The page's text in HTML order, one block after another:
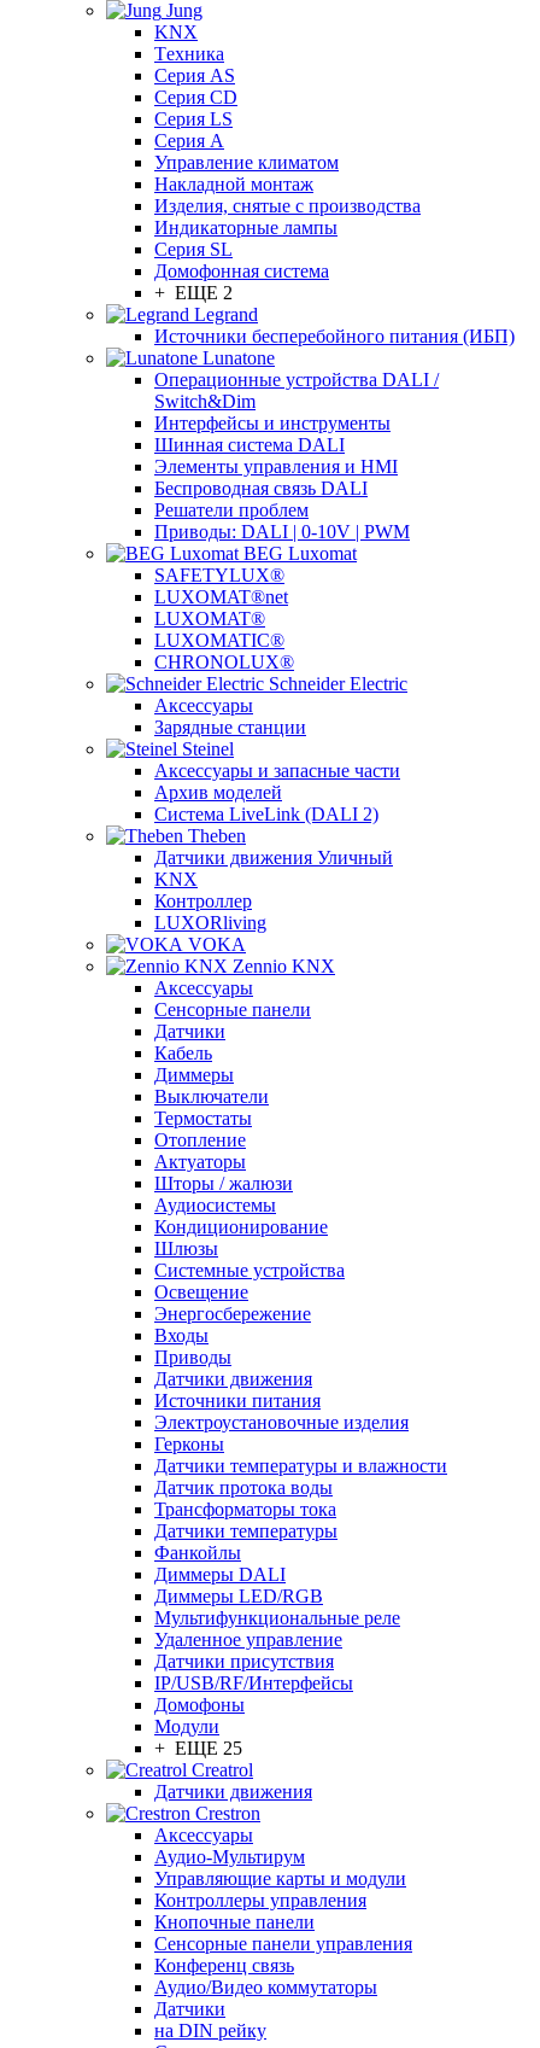
Jung
KNX
Tехника
Серия AS
Серия CD
Серия LS
Серия A
Управление климатом
Накладной монтаж
Изделия, снятые с производства
Индикаторные лампы
Серия SL
Домофонная система
+ ЕЩЕ 2
Legrand
Источники бесперебойного питания (ИБП)
Lunatone
Операционные устройства DALI /
Switch&Dim
Интерфейсы и инструменты
Шинная система DALI
Элементы управления и HMI
Беспроводная связь DALI
Решатели проблем
Приводы: DALI | 0-10V | PWM
BEG Luxomat
SAFETYLUX®
LUXOMAT®net
LUXOMAT®
LUXOMATIC®
CHRONOLUX®
Schneider Electric
Аксессуары
Зарядные станции
Steinel
Аксессуары и запасные части
Архив моделей
Система LiveLink (DALI 2)
Theben
Датчики движения Уличный
KNX
Контроллер
LUXORliving
VOKA
Zennio KNX
Аксессуары
Сенсорные панели
Датчики
Кабель
Диммеры
Выключатели
Термостаты
Отопление
Актуаторы
Шторы / жалюзи
Аудиосистемы
Кондиционирование
Шлюзы
Системные устройства
Освещение
Энергосбережение
Входы
Приводы
Датчики движения
Источники питания
Электроустановочные изделия
Герконы
Датчики температуры и влажности
Датчик протока воды
Трансформаторы тока
Датчики температуры
Фанкойлы
Диммеры DALI
Диммеры LED/RGB
Мультифункциональные реле
Удаленное управление
Датчики присутствия
IP/USB/RF/Интерфейсы
Домофоны
Модули
+ ЕЩЕ 25
Creatrol
Датчики движения
Crestron
Аксессуары
Аудио-Мультирум
Управляющие карты и модули
Контроллеры управления
Кнопочные панели
Сенсорные панели управления
Конференц связь
Аудио/Видео коммутаторы
Датчики
на DIN рейку